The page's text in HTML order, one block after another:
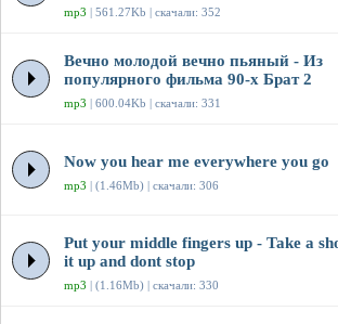
mp3 | 561.27Kb | скачали: 352
Вечно молодой вечно пьяный - Из
популярного фильма 90-х Брат 2
mp3 | 600.04Kb | скачали: 331
Now you hear me everywhere you go
mp3 | (1.46Mb) | скачали: 306
Put your middle fingers up - Take a
it up and dont stop
mp3 | (1.16Mb) | скачали: 330